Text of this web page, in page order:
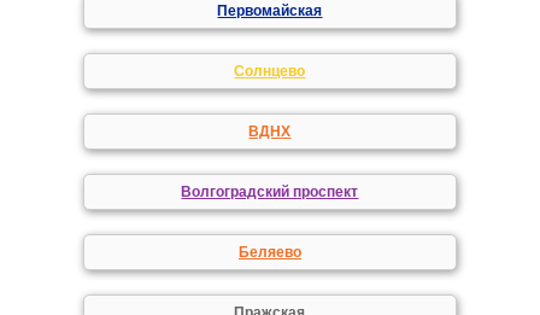
Первомайская
Солнцево
ВДНХ
Волгоградский проспект
Беляево